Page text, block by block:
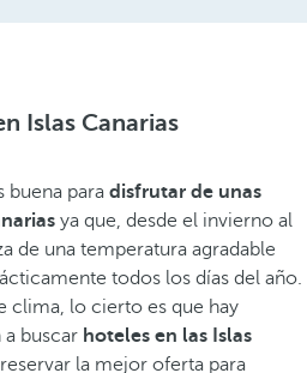
Islas Canarias
buena para disfrutar de unas
ya que, desde el invierno al
de una temperatura agradable
todos los días del año.
clima, lo cierto es que hay
a buscar hoteles en las Islas
la mejor oferta para